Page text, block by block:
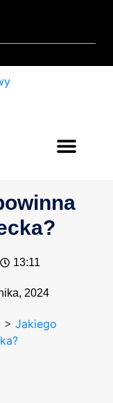
13:11
2024
>Jakiego